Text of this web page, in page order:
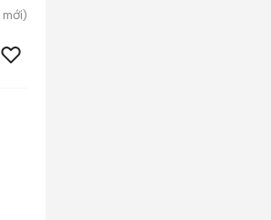
mới)